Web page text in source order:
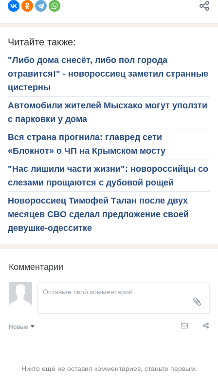
Читайте также:
"Либо дома снесёт, либо пол города
отравится!" - новороссиец заметил странные
цистерны
Автомобили жителей Мысхако могут уползти
с парковки у дома
Вся страна прогнила: главред сети
«Блокнот» о ЧП на Крымском мосту
"Нас лишили части жизни": новороссийцы со
слезами прощаются с дубовой рощей
Новороссиец Тимофей Талан после двух
месяцев СВО сделал предложение своей
девушке-одесситке
Комментарии
Новые
Никто ещё не оставил комментариев, станьте первым.